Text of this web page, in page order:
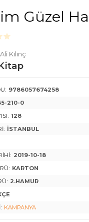
Güzel
Kılınç
9786057674258
210-0
128
İSTANBUL
2019-10-18
KARTON
2.HAMUR
KAMPANYA